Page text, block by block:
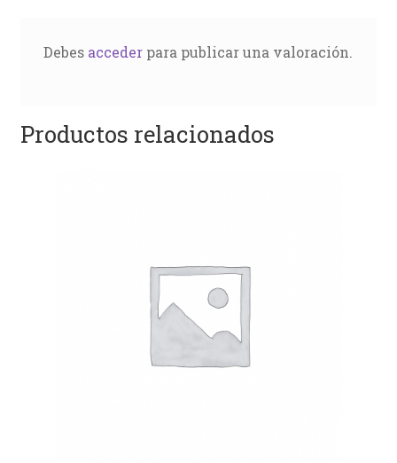
Debes accederpara publicar una valoración.
Productos relacionados